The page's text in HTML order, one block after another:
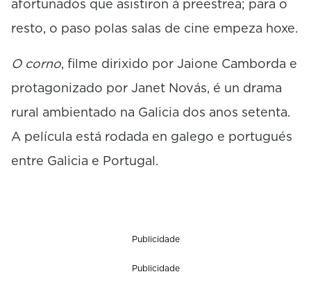
afortunados que asistiron á preestrea; para o
resto, o paso polas salas de cine empeza hoxe.
O corno, filme dirixido por Jaione Camborda e
protagonizado por Janet Novás, é un drama
rural ambientado na Galicia dos anos setenta.
A película está rodada en galego e portugués
entre Galicia e Portugal.
Publicidade
Publicidade